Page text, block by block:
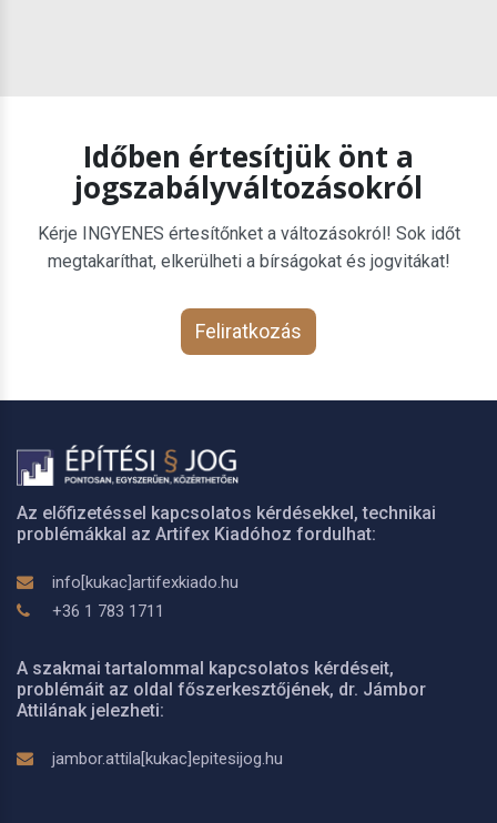
Időben értesítjük önt a
jogszabályváltozásokról
Kérje INGYENES értesítőnket a változásokról! Sok időt
megtakaríthat, elkerülheti a bírságokat és jogvitákat!
Feliratkozás
Az előfizetéssel kapcsolatos kérdésekkel, technikai
problémákkal az Artifex Kiadóhoz fordulhat:
info[kukac]artifexkiado.hu
+36 1 783 1711
A szakmai tartalommal kapcsolatos kérdéseit,
problémáit az oldal főszerkesztőjének, dr. Jámbor
Attilának jelezheti:
jambor.attila[kukac]epitesijog.hu